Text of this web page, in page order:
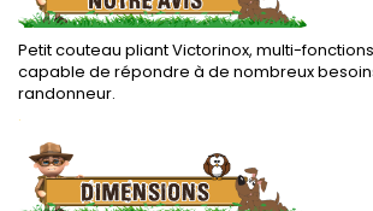
Petit couteau pliant Victorinox, multi-
capable de répondre à de nombreux
randonneur.
.